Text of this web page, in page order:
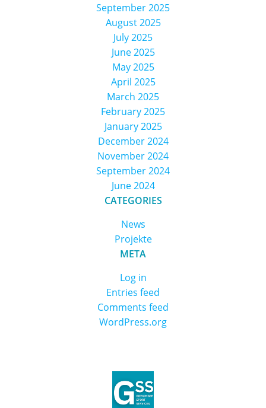
September 2025
August 2025
July 2025
June 2025
May 2025
April 2025
March 2025
February 2025
January 2025
December 2024
November 2024
September 2024
June 2024
CATEGORIES
News
Projekte
META
Log in
Entries feed
Comments feed
WordPress.org